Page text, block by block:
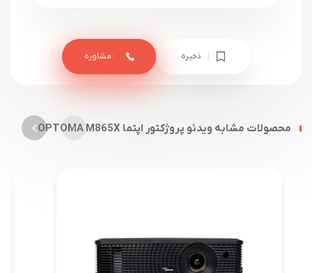
ذخیره مشاوره
محصولات مشابه ویدئو پروژکتور اپتما OPTOMA M865X